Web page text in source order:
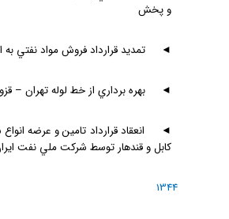
و پخش
◄ تمديد قرارداد فروش مواد نفتي به
◄ بهره برداري از خط لوله تهران –
◄ انعقاد قرارداد تامين و عرضه
كابل و قندهار توسط شركت ملي نفت
1344